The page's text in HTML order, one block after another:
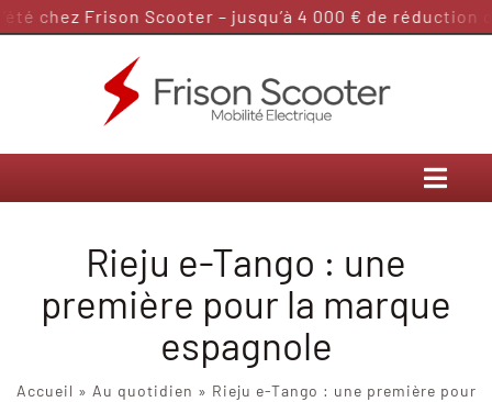
Passer
chez Frison Scooter – jusqu’à 4 000 € de réduction
Rieju e-Tango : une
première pour la marque
espagnole
Accueil » Au quotidien » Rieju e-Tango : une première pour